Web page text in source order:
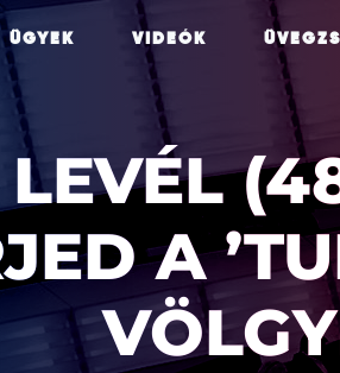
ÜGYEK VIDEÓK
LEVÉL
A